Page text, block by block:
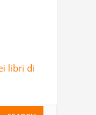
libri di